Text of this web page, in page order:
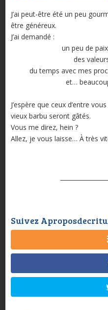
J’ai peut-être été un peu
être généreux.
J’ai demandé :
un peu de
des
du temps avec mes
et…
J’espère que ceux d’entre
vieux barbu seront gâtés.
Vous me direz, hein ?
Allez, je vous laisse… À très
Suivez